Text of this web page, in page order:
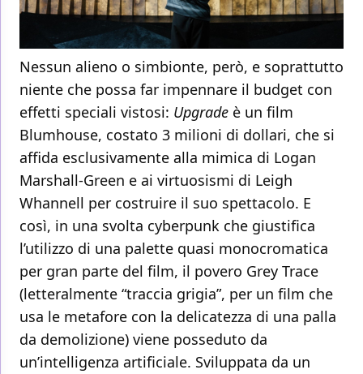
Nessun alieno o simbionte, però, e soprattutto
niente che possa far impennare il budget con
effetti speciali vistosi: Upgrade è un film
Blumhouse, costato 3 milioni di dollari, che si
affida esclusivamente alla mimica di Logan
Marshall-Green e ai virtuosismi di Leigh
Whannell per costruire il suo spettacolo. E
così, in una svolta cyberpunk che giustifica
l’utilizzo di una palette quasi monocromatica
per gran parte del film, il povero Grey Trace
(letteralmente “traccia grigia”, per un film che
usa le metafore con la delicatezza di una palla
da demolizione) viene posseduto da
un’intelligenza artificiale. Sviluppata da un